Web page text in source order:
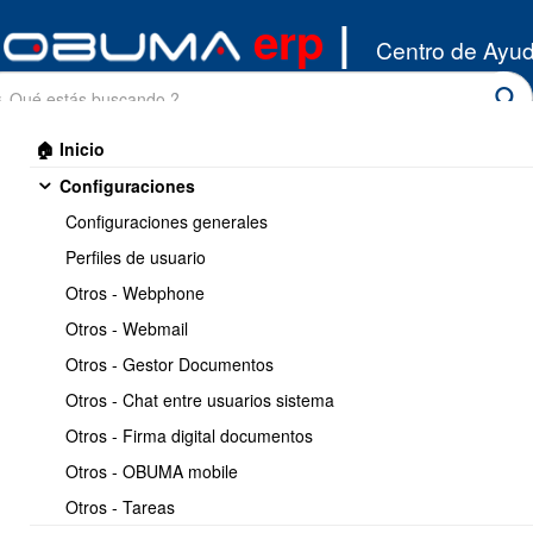
erp | Centro de
🏠 Inicio
Configuraciones
Configuraciones generales
Perfiles de usuario
Otros - Webphone
Otros - Webmail
Otros - Gestor Documentos
Otros - Chat entre usuarios sistema
Otros - Firma digital documentos
Otros - OBUMA mobile
Otros - Tareas
Configuraciones
Introduccion a Webphone
Copiar
https://www.obuma.cl/ayuda/configuracion-mi-